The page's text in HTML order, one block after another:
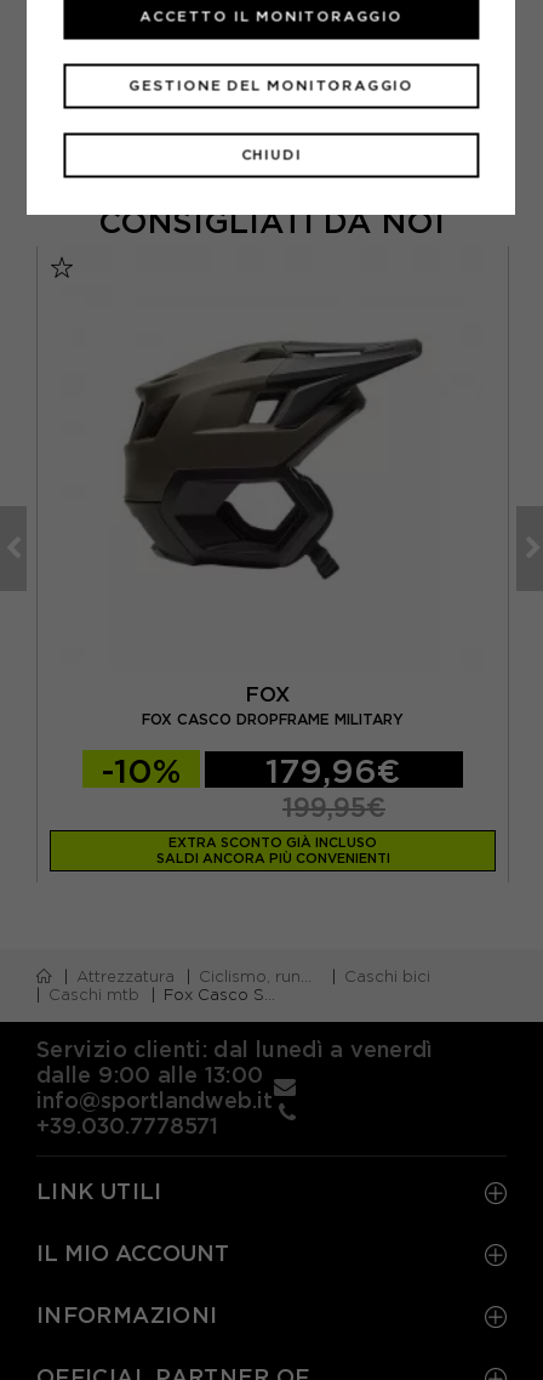
SCHEDA TECNICA
GUIDA ALLE TAGLIE
CONSIGLIATI DA NOI
FOX
FOX CASCO DROPFRAME MILITARY
-10% 179,96€
199,95€
EXTRA SCONTO GIÀ INCLUSO
SALDI ANCORA PIÙ CONVENIENTI
Attrezzatura Ciclismo, running e piscina
Caschi bici
Caschi mtb
Fox Casco Speedframe Pro Defy Bianco
Servizio clienti: dal lunedì a venerdì
dalle 9:00 alle 13:00
info@sportlandweb.it
+39.030.7778571
LINK UTILI
IL MIO ACCOUNT
INFORMAZIONI
CHIUDI
GESTIONE DEL MONITORAGGIO
ACCETTO IL MONITORAGGIO